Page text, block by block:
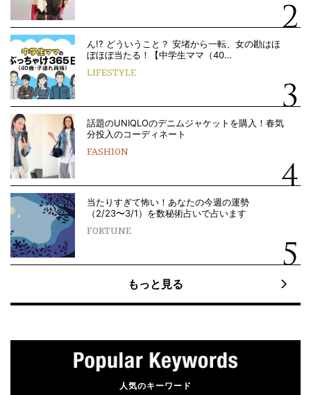
ん!? どういうこと？ 安堵から一転、女の勘はほ
ぼほぼ当たる！【中学生ママ（40…
LIFESTYLE
話題のUNIQLOのデニムジャケットを購入！春気
分投入のコーディネート
FASHION
当たりすぎて怖い！あなたの今週の運勢
（2/23〜3/1）を数秘術占いで占います
FORTUNE
もっと見る
人気のキーワード